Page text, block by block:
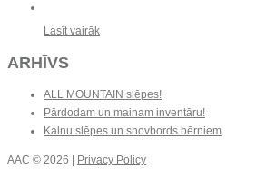
Lasīt vairāk
ARHĪVS
ALL MOUNTAIN slēpes!
Pārdodam un mainam inventāru!
Kalnu slēpes un snovbords bērniem
AAC © 2026 | Privacy Policy